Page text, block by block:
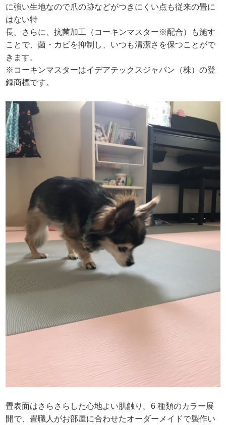
に強い生地なので爪の跡などがつきにくい点も従来の畳に
はない特
長。さらに、抗菌加工（コーキンマスター※配合）も施す
ことで、菌・カビを抑制し、いつも清潔さを保つことがで
きます。
※コーキンマスターはイデアテックスジャパン（株）の登
録商標です。
畳表面はさらさらした心地よい肌触り。6 種類のカラー展
開で、畳職人がお部屋に合わせたオーダーメイドで製作い